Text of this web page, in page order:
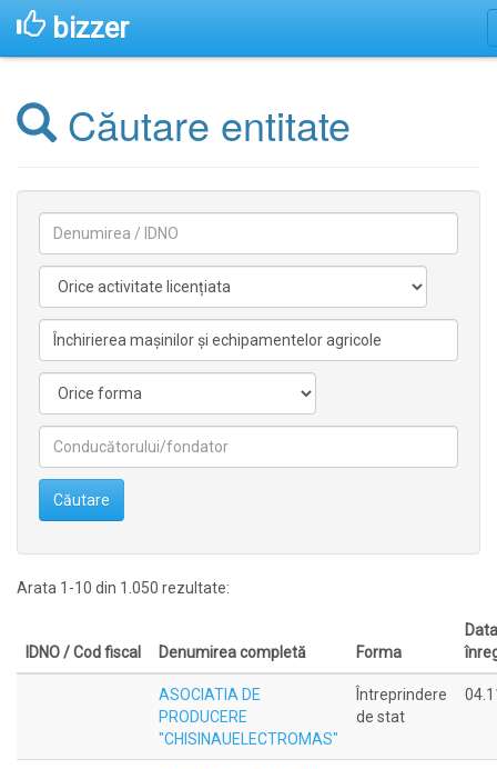
bizzer
Căutare entitate
licentiata
Activitate
nelicentiata
Căutare
Arata 1-10 din 1.050 rezultate:
IDNO / Cod fiscal Denumirea completă Forma
Data
ASOCIATIA DE
PRODUCERE
"CHISINAUELECTROMAS"
Întreprindere
de stat